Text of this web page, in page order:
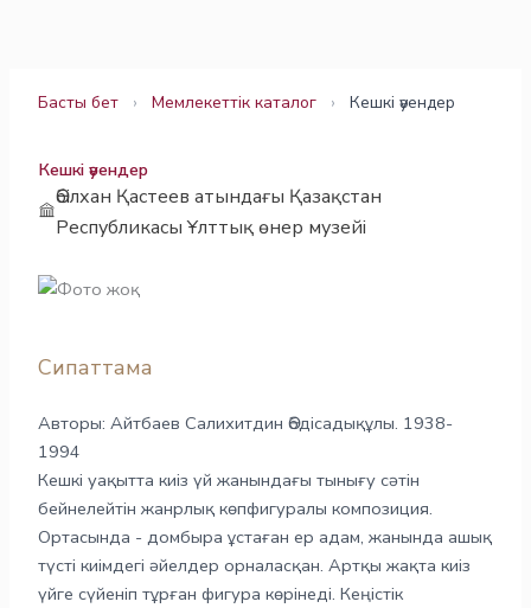
Басты бет › Мемлекеттік каталог › Кешкі әуендер
Кешкі әуендер
Әбілхан Қастеев атындағы Қазақстан
Республикасы Ұлттық өнер музейі
Сипаттама
Авторы: Айтбаев Салихитдин Әбдісадықұлы. 1938-
1994
Кешкі уақытта киіз үй жанындағы тынығу сәтін
бейнелейтін жанрлық көпфигуралы композиция.
Ортасында - домбыра ұстаған ер адам, жанында ашық
түсті киімдегі әйелдер орналасқан. Артқы жақта киіз
үйге сүйеніп тұрған фигура көрінеді. Кеңістік